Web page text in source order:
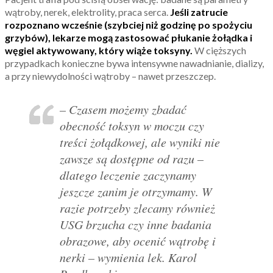
wątroby, nerek, elektrolity, praca serca. Jeśli zatrucie
rozpoznano wcześnie (szybciej niż godzinę po spożyciu
grzybów), lekarze mogą zastosować płukanie żołądka i
węgiel aktywowany, który wiąże toksyny. W cięższych
przypadkach konieczne bywa intensywne nawadnianie, dializy,
a przy niewydolności wątroby – nawet przeszczep.
– Czasem możemy zbadać
obecność toksyn w moczu czy
treści żołądkowej, ale wyniki nie
zawsze są dostępne od razu –
dlatego leczenie zaczynamy
jeszcze zanim je otrzymamy. W
razie potrzeby zlecamy również
USG brzucha czy inne badania
obrazowe, aby ocenić wątrobę i
nerki – wymienia lek. Karol